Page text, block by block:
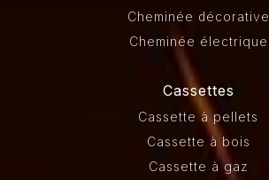
Cheminée décorative
Cheminée électrique
Cassettes
Cassette à pellets
Cassette à bois
Cassette à gaz